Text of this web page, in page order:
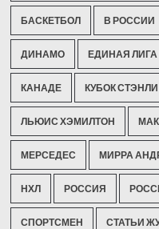
БАСКЕТБОЛ В РОССИИ
ДИНАМО ЕДИНАЯ ЛИГА
КАНАДЕ КУБОК СТЭНЛИ
ЛЬЮИС ХЭМИЛТОН
МЕРСЕДЕС МИРРА
НХЛ РОССИЯ
СПОРТСМЕН СТАТЬИ